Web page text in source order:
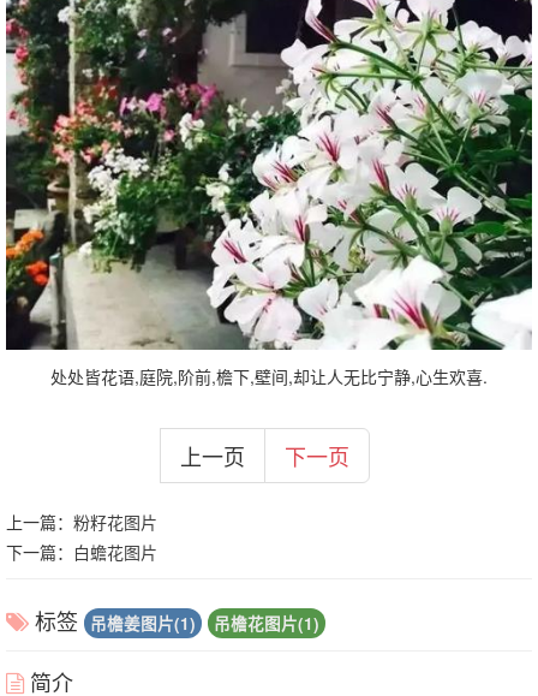
处处皆花语,庭院,阶前,檐下,壁间,却让人无比宁静,心生欢喜.
上一页 下一页
上一篇： 粉籽花图片
下一篇： 白蟾花图片
标签 吊檐姜图片(1) 吊檐花图片(1)
简介